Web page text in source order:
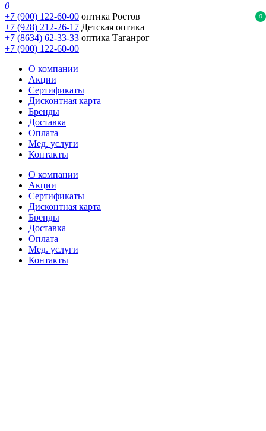
0
0
+7 (900) 122-60-00 оптика Ростов
+7 (928) 212-26-17 Детская оптика
+7 (8634) 62-33-33 оптика Таганрог
+7 (900) 122-60-00
О компании
Акции
Сертификаты
Дисконтная карта
Бренды
Доставка
Оплата
Мед. услуги
Контакты
О компании
Акции
Сертификаты
Дисконтная карта
Бренды
Доставка
Оплата
Мед. услуги
Контакты